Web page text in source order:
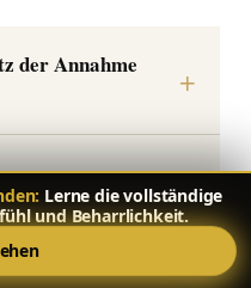
der Annahme
ich
Lerne die vollständige
und Beharrlichkeit.